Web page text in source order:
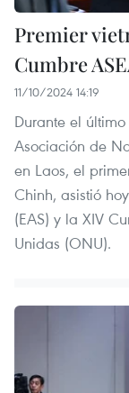
Premier
Cumbre
11/10/2024 14:19
Durante el
Asociación de
en Laos, el
Chinh, asistió
(EAS) y la XIV
Unidas (ONU).